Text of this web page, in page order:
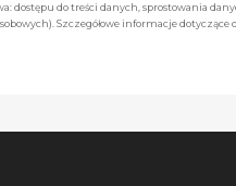
dostępu do treści danych, sprostowania
Szczegółowe informacje